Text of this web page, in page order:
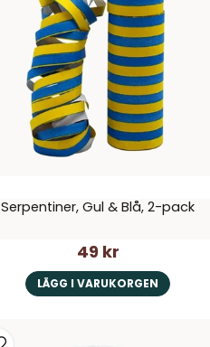
Serpentiner, Gul & Blå, 2-pack
49 kr
LÄGG I VARUKORGEN